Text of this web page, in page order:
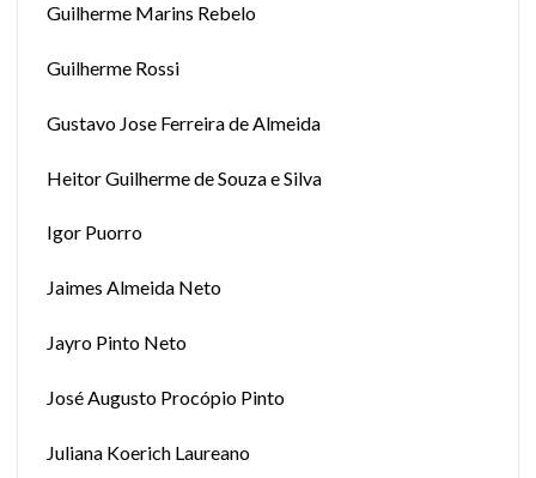
Guilherme Marins Rebelo
Guilherme Rossi
Gustavo Jose Ferreira de Almeida
Heitor Guilherme de Souza e Silva
Igor Puorro
Jaimes Almeida Neto
Jayro Pinto Neto
José Augusto Procópio Pinto
Juliana Koerich Laureano